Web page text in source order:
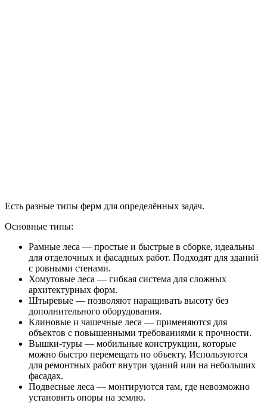
Есть разные типы ферм для определённых задач.
Основные типы:
Рамные леса — простые и быстрые в сборке, идеальны
для отделочных и фасадных работ. Подходят для зданий
с ровными стенами.
Хомутовые леса — гибкая система для сложных
архитектурных форм.
Штыревые — позволяют наращивать высоту без
дополнительного оборудования.
Клиновые и чашечные леса — применяются для
объектов с повышенными требованиями к прочности.
Вышки-туры — мобильные конструкции, которые
можно быстро перемещать по объекту. Используются
для ремонтных работ внутри зданий или на небольших
фасадах.
Подвесные леса — монтируются там, где невозможно
установить опоры на землю.